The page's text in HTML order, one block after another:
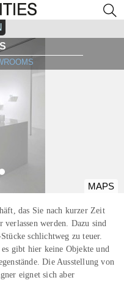
MAPS
das Sie nach kurzer Zeit
werden. Dazu sind
schlichtweg zu teuer.
gibt hier keine Objekte und
Die Ausstellung von
eignet sich aber